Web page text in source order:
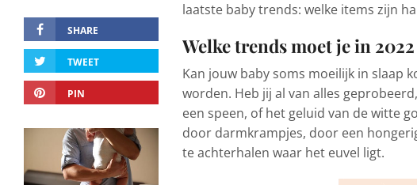
SHARE
TWEET
PIN
laatste baby trends: welke items zijn
Welke trends moet je in
Kan jouw baby soms moeilijk in slaap
worden. Heb jij al van alles
een speen, of het geluid van de witte
door darmkrampjes, door een
te achterhalen waar het euvel ligt.